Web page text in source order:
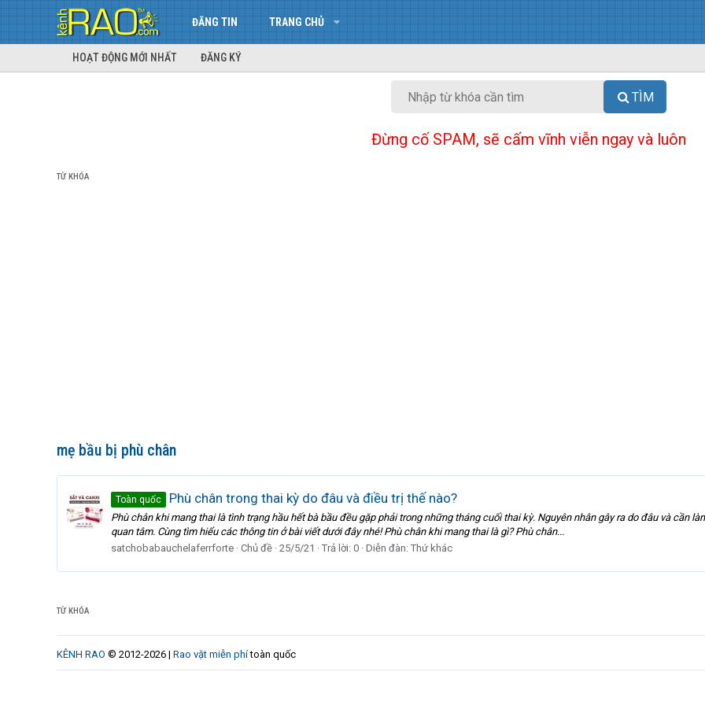
ĐĂNG TIN TRANG CHỦ
HOẠT ĐỘNG MỚI NHẤT ĐĂNG KÝ
TÌM
Đừng cố SPAM, sẽ cấm vĩnh viễn ngay và luôn
TỪ KHÓA
mẹ bầu bị phù chân
Toàn quốc Phù chân trong thai kỳ do đâu và điều trị thế nào?
Phù chân khi mang thai là tình trạng hầu hết bà bầu đều gặp phải trong những tháng cuối thai kỳ. Nguyên nhân gây ra do đâu và cần
quan tâm. Cùng tìm hiểu các thông tin ở bài viết dưới đây nhé! Phù chân khi mang thai là gì? Phù chân...
satchobabauchelaferrforte Chủ đề 25/5/21 Trả lời: 0 Diễn đàn: Thứ khác
TỪ KHÓA
KÊNH RAO © 2012-2026 | Rao vặt miễn phítoàn quốc